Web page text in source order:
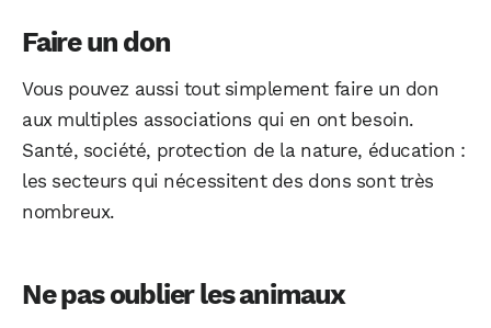
Faire un don
Vous pouvez aussi tout simplement faire un don
aux multiples associations qui en ont besoin.
Santé, société, protection de la nature, éducation :
les secteurs qui nécessitent des dons sont très
nombreux.
Ne pas oublier les animaux